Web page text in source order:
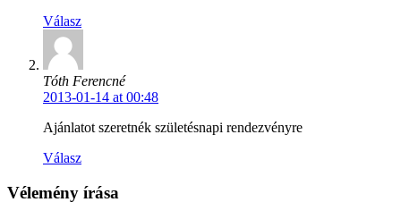
Válasz
Tóth Ferencné
2013-01-14 at 00:48
Ajánlatot szeretnék születésnapi rendezvényre
Válasz
Vélemény írása